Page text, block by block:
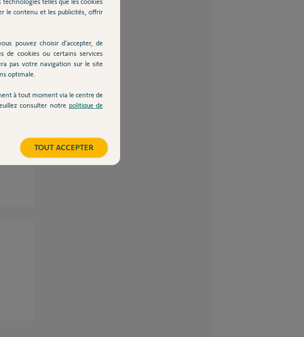
le contenu et les publicités, offrir
pouvez choisir d’accepter, de
de cookies ou certains services
pas votre navigation sur le site
optimale.
à tout moment via le centre de
consulter notre politique de
TOUT ACCEPTER